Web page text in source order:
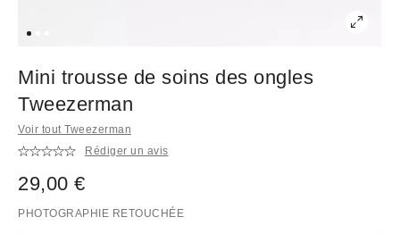
Mini trousse de soins des ongles
Tweezerman
Voir tout Tweezerman
Rédiger un avis
29,00 €
PHOTOGRAPHIE RETOUCHÉE